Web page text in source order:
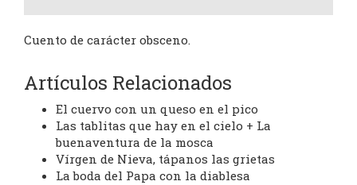
Cuento de carácter obsceno.
Artículos Relacionados
El cuervo con un queso en el pico
Las tablitas que hay en el cielo + La
buenaventura de la mosca
Vírgen de Nieva, tápanos las grietas
La boda del Papa con la diablesa